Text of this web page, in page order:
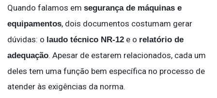
Quando falamos em segurança de máquinas e
equipamentos, dois documentos costumam gerar
dúvidas: o laudo técnico NR-12 e o relatório de
adequação. Apesar de estarem relacionados, cada um
deles tem uma função bem específica no processo de
atender às exigências da norma.